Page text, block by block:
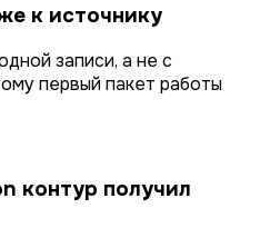
к источнику
записи, а не с
первый пакет работы
контур получил